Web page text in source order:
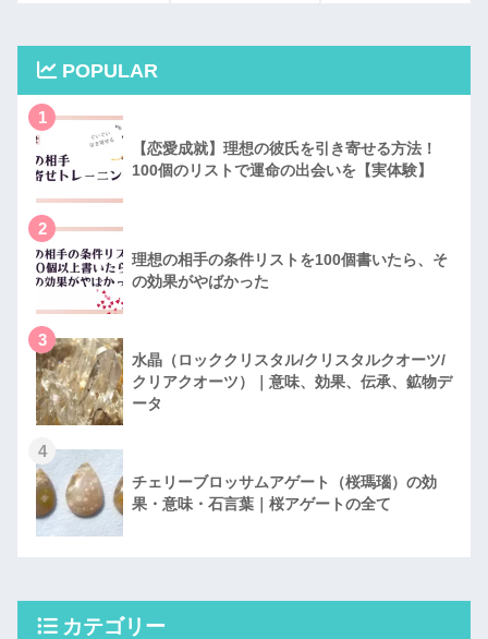
POPULAR
1
【恋愛成就】理想の彼氏を引き寄せる方法！
100個のリストで運命の出会いを【実体験】
2
理想の相手の条件リストを100個書いたら、そ
の効果がやばかった
3
水晶（ロッククリスタル/クリスタルクオーツ/
クリアクオーツ）｜意味、効果、伝承、鉱物デ
ータ
4
チェリーブロッサムアゲート（桜瑪瑙）の効
果・意味・石言葉｜桜アゲートの全て
カテゴリー